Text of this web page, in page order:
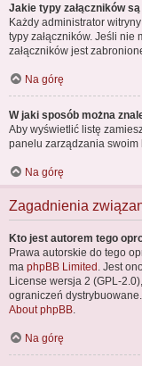
Jakie typy załączników
Każdy administrator
typy załączników. Jeśli
załączników jest
Na górę
W jaki sposób można
Aby wyświetlić listę
panelu zarządzania
Na górę
Zagadnienia
Kto jest autorem tego
Prawa autorskie do tego
ma phpBB Limited . Jest
License wersja 2 (GPL-
ograniczeń
About phpBB
Na górę